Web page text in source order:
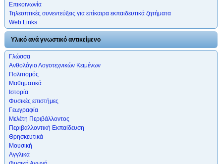
Επικοινωνία
Τηλεοπτικές συνεντεύξεις για επίκαιρα εκπαιδευτικά ζητήματα
Web Links
Υλικό ανά γνωστικό αντικείμενο
Γλώσσα
Ανθολόγιο Λογοτεχνικών Κειμένων
Πολιτισμός
Μαθηματικά
Ιστορία
Φυσικές επιστήμες
Γεωγραφία
Μελέτη Περιβάλλοντος
Περιβαλλοντική Εκπαίδευση
Θρησκευτικά
Μουσική
Αγγλικά